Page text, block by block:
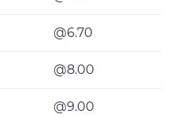
@6.70
@8.00
@9.00